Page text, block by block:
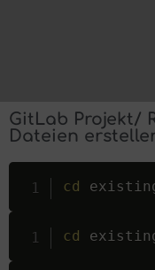
GitLab Projekt/
Dateien
cd
cd